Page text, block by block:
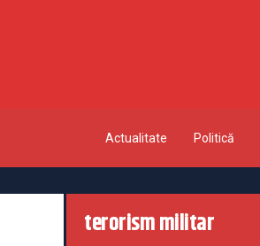
Actualitate Politică
terorism militar